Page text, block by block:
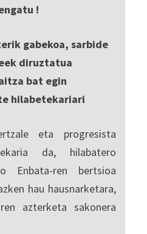
!
gabekoa, sarbide
diruztatua
bat egin
hilabetekariari
eta progresista
da, hilabatero
Enbata-ren bertsioa
hau hausnarketara,
azterketa sakonera